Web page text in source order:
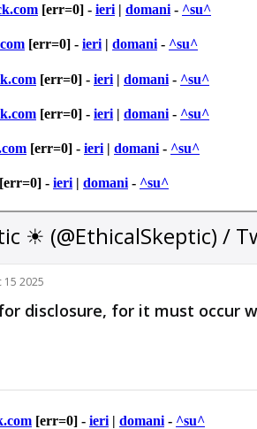
[err=0] - ieri | domani - ^su^
[err=0] - ieri | domani - ^su^
[err=0] - ieri | domani - ^su^
[err=0] - ieri | domani - ^su^
[err=0] - ieri | domani - ^su^
[err=0] - ieri | domani - ^su^
[err=0] - ieri | domani - ^su^